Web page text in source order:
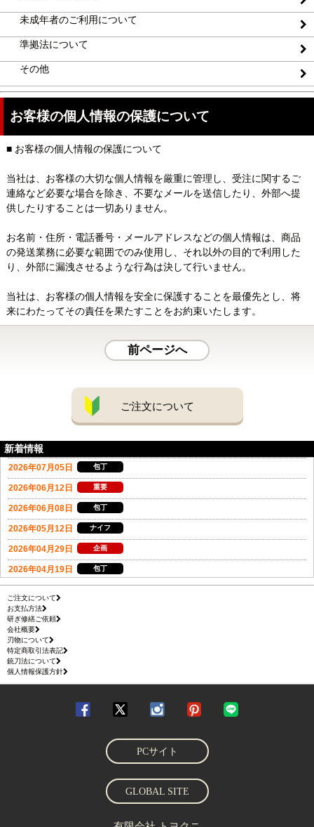
未成年者のご利用について
準拠法について
その他
お客様の個人情報の保護について
■ お客様の個人情報の保護について
当社は、お客様の大切な個人情報を厳重に管理し、受注に関するご
連絡など必要な場合を除き、不要なメールを送信したり、外部へ提
供したりすることは一切ありません。
お名前・住所・電話番号・メールアドレスなどの個人情報は、商品
の発送業務に必要な範囲でのみ使用し、それ以外の目的で利用した
り、外部に漏洩させるような行為は決して行いません。
当社は、お客様の個人情報を安全に保護することを最優先とし、将
来にわたってその責任を果たすことをお約束いたします。
前ページへ
ご注文について
新着情報
ご注文について
お支払方法
研ぎ修繕ご依頼
会社概要
刃物について
特定商取引法表記
銃刀法について
個人情報保護方針
PCサイト
GLOBAL SITE